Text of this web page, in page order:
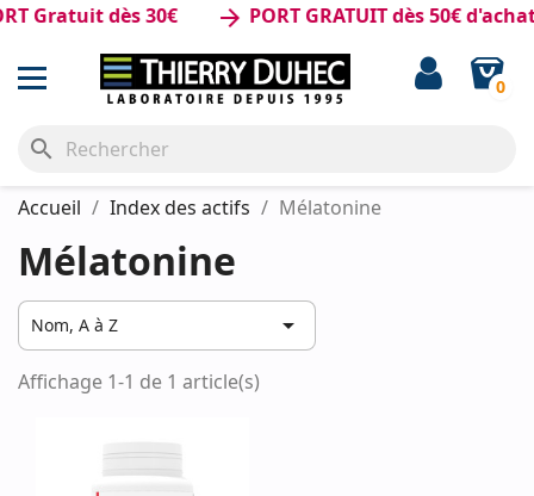
Gratuit dès 30€ arrow_forwardPORT GRATUIT dès 50€ d'achat
0
search
Accueil Index des actifs Mélatonine
Mélatonine
Nom, A à Z 
Affichage 1-1 de 1 article(s)